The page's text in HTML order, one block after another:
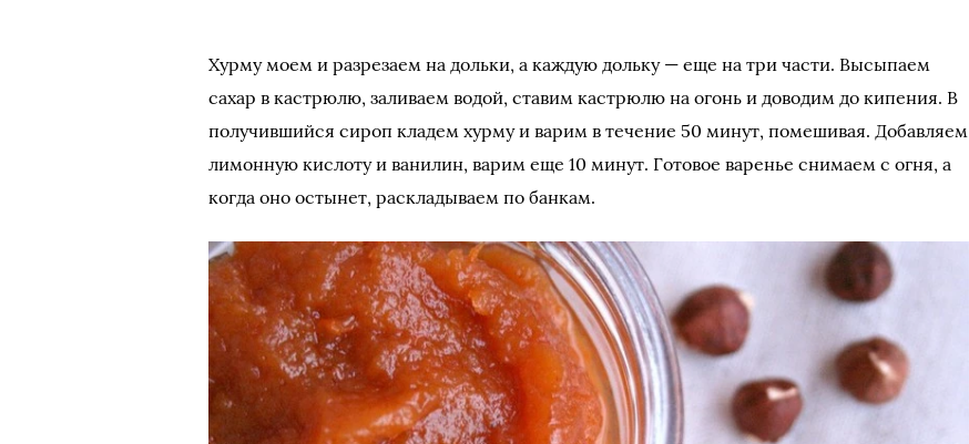
Хурму моем и разрезаем на дольки, а каждую дольку — еще на три части. Высыпаем
сахар в кастрюлю, заливаем водой, ставим кастрюлю на огонь и доводим до кипения. В
получившийся сироп кладем хурму и варим в течение 50 минут, помешивая. Добавляем
лимонную кислоту и ванилин, варим еще 10 минут. Готовое варенье снимаем с огня, а
когда оно остынет, раскладываем по банкам.